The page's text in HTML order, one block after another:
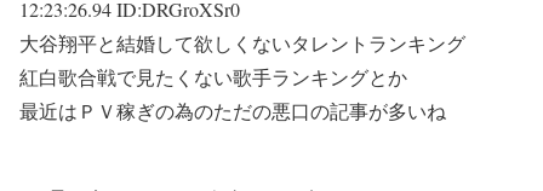
12:23:26.94 ID:DRGroXSr0
大谷翔平と結婚して欲しくないタレントランキング
紅白歌合戦で見たくない歌手ランキングとか
最近はＰＶ稼ぎの為のただの悪口の記事が多いね